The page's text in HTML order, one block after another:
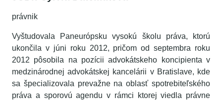
právnik
Vyštudovala Paneurópsku vysokú školu práva, ktorú
ukončila v júni roku 2012, pričom od septembra roku
2012 pôsobila na pozícii advokátskeho koncipienta v
medzinárodnej advokátskej kancelárii v Bratislave, kde
sa špecializovala prevažne na oblasť spotrebiteľského
práva a sporovú agendu v rámci ktorej viedla právne